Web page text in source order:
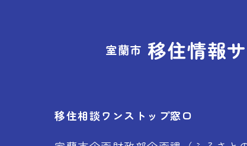
室蘭市 移住情報
移住相談ワンストップ窓口